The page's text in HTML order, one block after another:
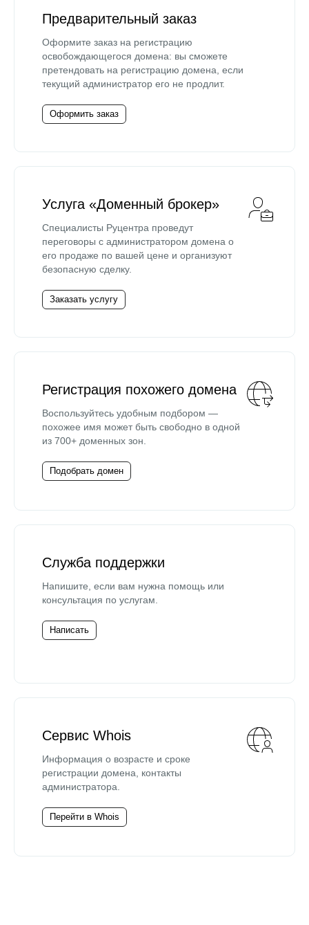
Предварительный заказ
Оформите заказ на регистрацию
освобождающегося домена: вы сможете
претендовать на регистрацию домена, если
текущий администратор его не продлит.
Оформить заказ
Услуга «Доменный брокер»
Специалисты Руцентра проведут
переговоры с администратором домена о
его продаже по вашей цене и организуют
безопасную сделку.
Заказать услугу
Регистрация похожего домена
Воспользуйтесь удобным подбором —
похожее имя может быть свободно в одной
из 700+ доменных зон.
Подобрать домен
Служба поддержки
Напишите, если вам нужна помощь или
консультация по услугам.
Написать
Сервис Whois
Информация о возрасте и сроке
регистрации домена, контакты
администратора.
Перейти в Whois